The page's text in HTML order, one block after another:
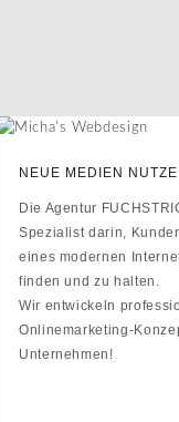
NEUE MEDIEN
Die Agentur
Spezialist darin,
eines modernen
finden und zu halten.
Wir entwickeln
Onlinemarketing-
Unternehmen!